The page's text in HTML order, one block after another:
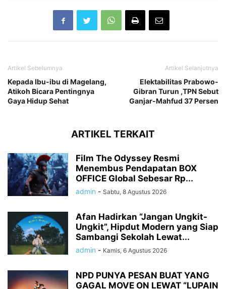
Artikel Sebelumnya
Kepada Ibu-ibu di Magelang,
Atikoh Bicara Pentingnya
Gaya Hidup Sehat
Artikel Selanjutnya
Elektabilitas Prabowo-
Gibran Turun ,TPN Sebut
Ganjar-Mahfud 37 Persen
ARTIKEL TERKAIT
Film The Odyssey Resmi
Menembus Pendapatan BOX
OFFICE Global Sebesar Rp...
admin - Sabtu, 8 Agustus 2026
Afan Hadirkan “Jangan Ungkit-
Ungkit”, Hipdut Modern yang Siap
Sambangi Sekolah Lewat...
admin - Kamis, 6 Agustus 2026
NPD PUNYA PESAN BUAT YANG
GAGAL MOVE ON LEWAT “LUPAIN